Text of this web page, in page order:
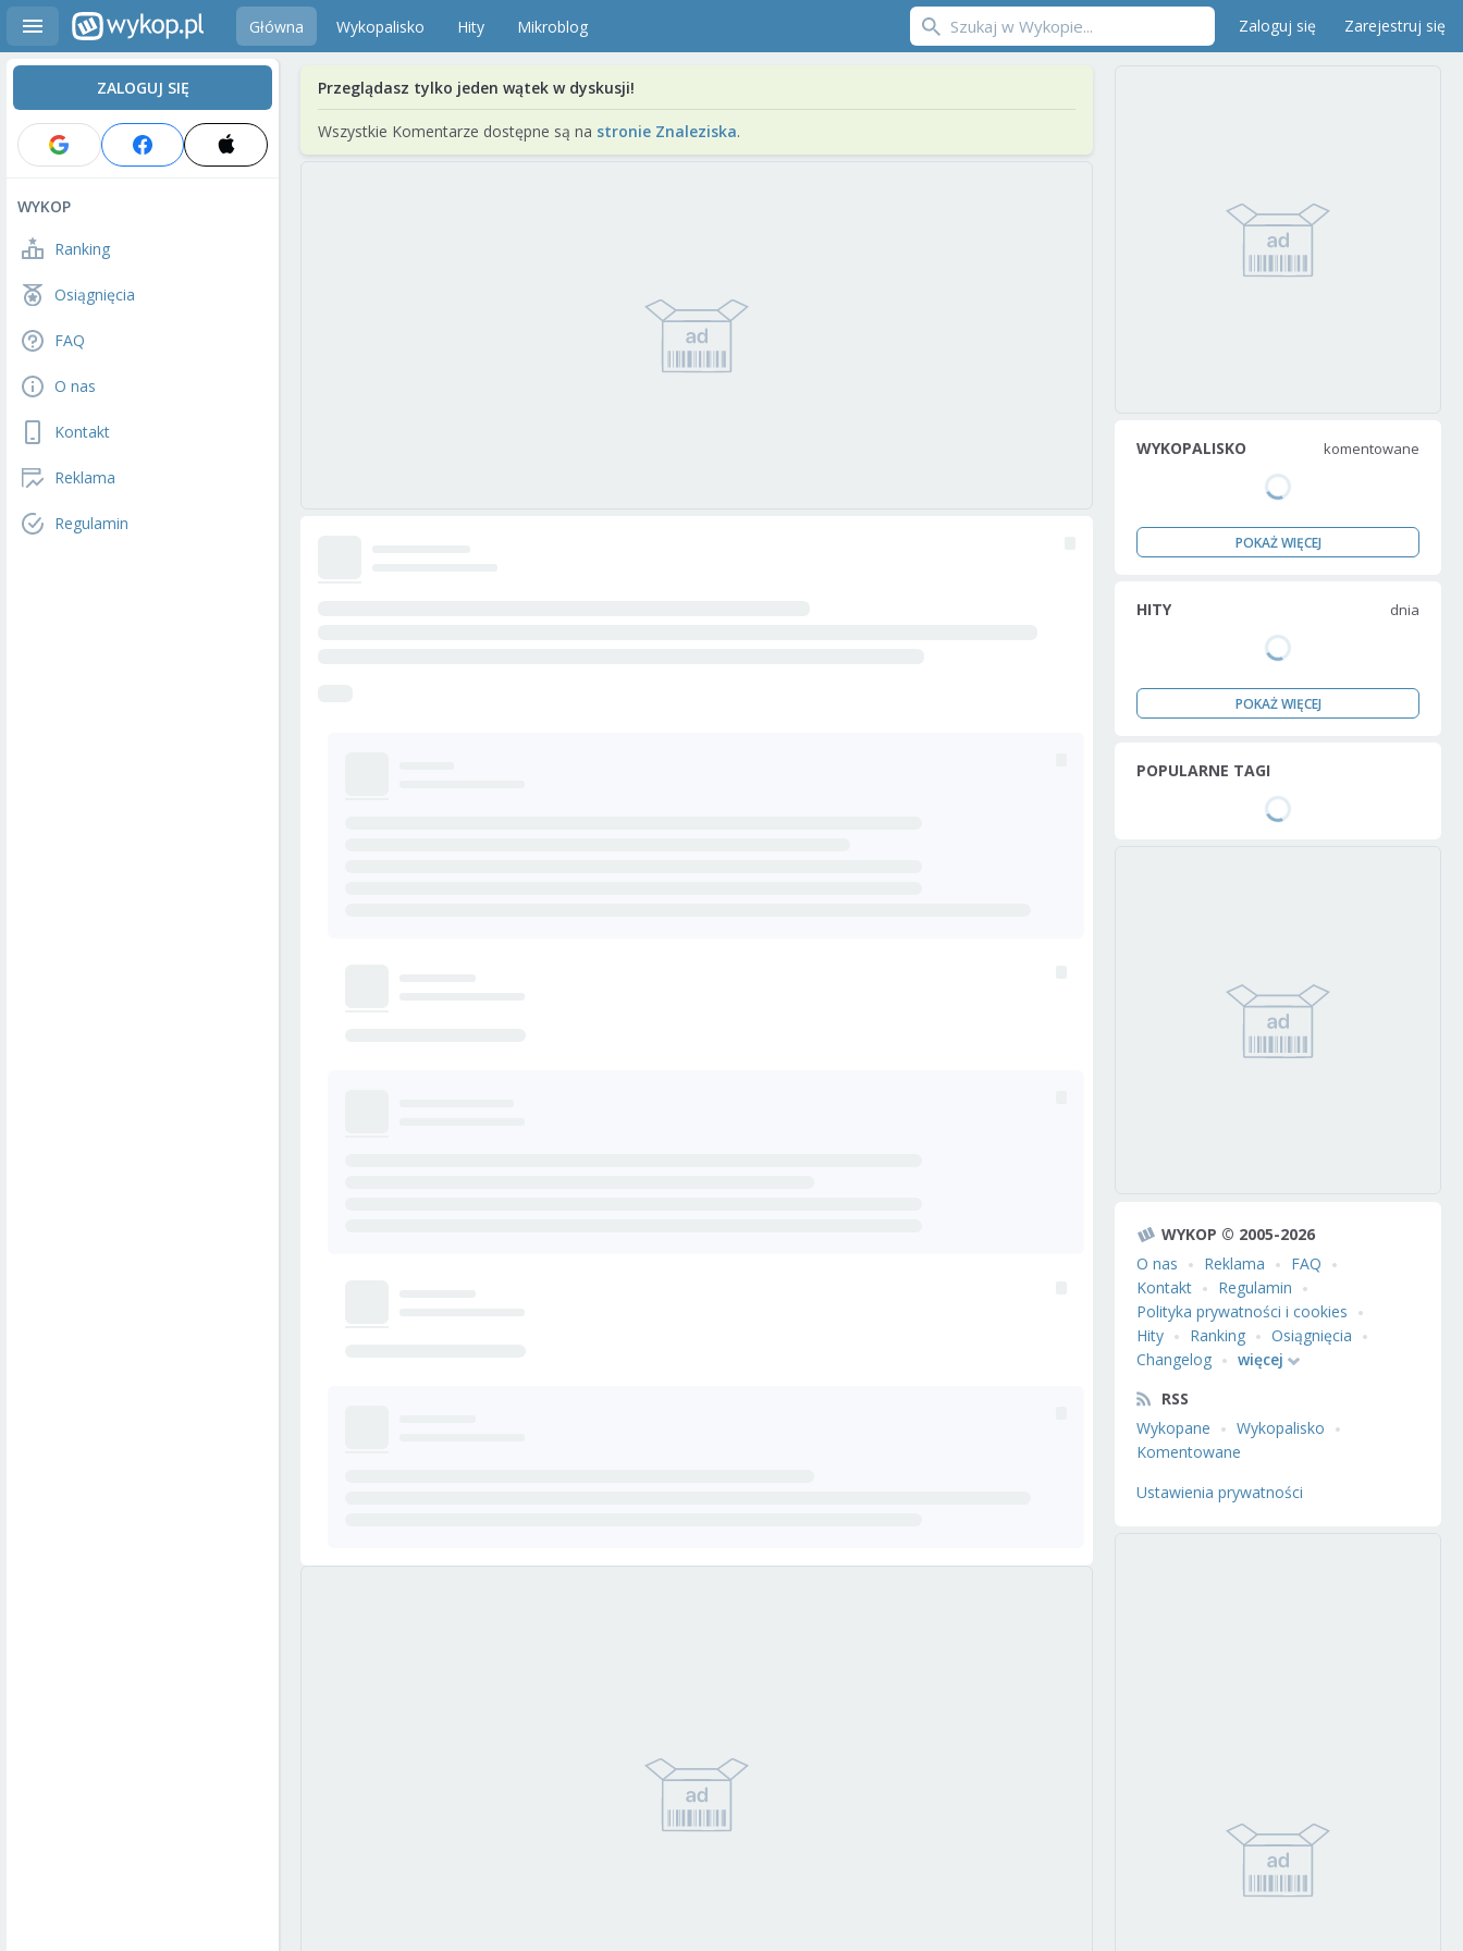
Główna Wykopalisko Hity Mikroblog Zaloguj się Zarejestruj się
ZALOGUJ SIĘ
WYKOP
Ranking
Osiągnięcia
FAQ
O nas
Kontakt
Reklama
Regulamin
Przeglądasz tylko jeden wątek w dyskusji!
Wszystkie Komentarze dostępne są na stronie Znaleziska.
WYKOPALISKO komentowane
POKAŻ WIĘCEJ
HITY dnia
POKAŻ WIĘCEJ
POPULARNE TAGI
WYKOP © 2005-2026
O nas
Reklama
FAQ
Kontakt
Regulamin
Polityka prywatności i cookies
Hity
Ranking
Osiągnięcia
Changelog
więcej
RSS
Wykopane
Wykopalisko
Komentowane
Ustawienia prywatności